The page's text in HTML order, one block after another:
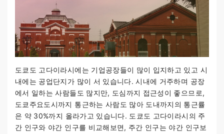
도쿄도 고다이라시에는 기업공장들이 많이 입지하고 있고 시
내에는 공업단지가 많이 서 있습니다. 시내에 거주하며 공장
에서 일하는 사람들도 많지만, 도심까지 접근성이 좋으므로,
도쿄주요도시까지 통근하는 사람도 많아 도내까지의 통근률
은 약 30%까지 올라가고 있습니다. 도쿄도 고다이라시의 주
간 인구와 야간 인구를 비교해보면, 주간 인구는 야간 인구보